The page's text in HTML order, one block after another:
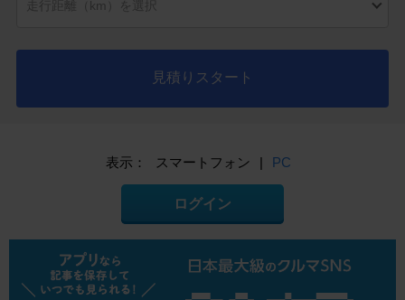
見積りスタート
表示： スマートフォン | PC
ログイン